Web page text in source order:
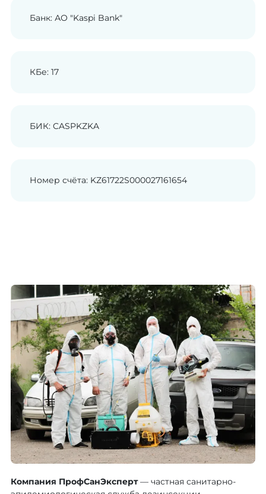
Банк: АО "Kaspi Bank"
КБе: 17
БИК: CASPKZKA
Номер счёта: KZ61722S000027161654
Компания ПрофСанЭксперт— частная санитарно-